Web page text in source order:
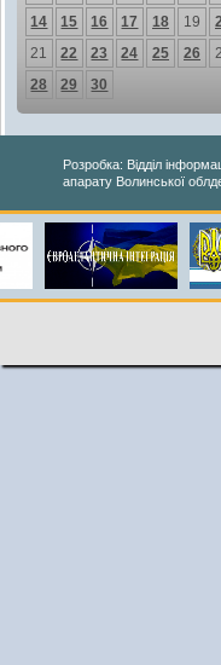
14
15 16 17 18 19
21
22 23 24 25 26
28
29 30
Розробка: Відділ
апарату Волинської